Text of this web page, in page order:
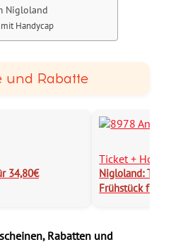
Nigloland
Handycap
und Rabatte
34,80€
Ticket + Hotel
Nigloland:
Frühstück für 2
Rabatten und